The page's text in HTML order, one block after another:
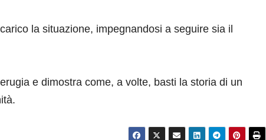
la situazione, impegnandosi a seguire sia il
e dimostra come, a volte, basti la storia di un